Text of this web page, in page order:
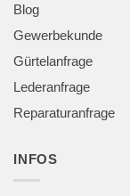
Blog
Gewerbekunde
Gürtelanfrage
Lederanfrage
Reparaturanfrage
INFOS